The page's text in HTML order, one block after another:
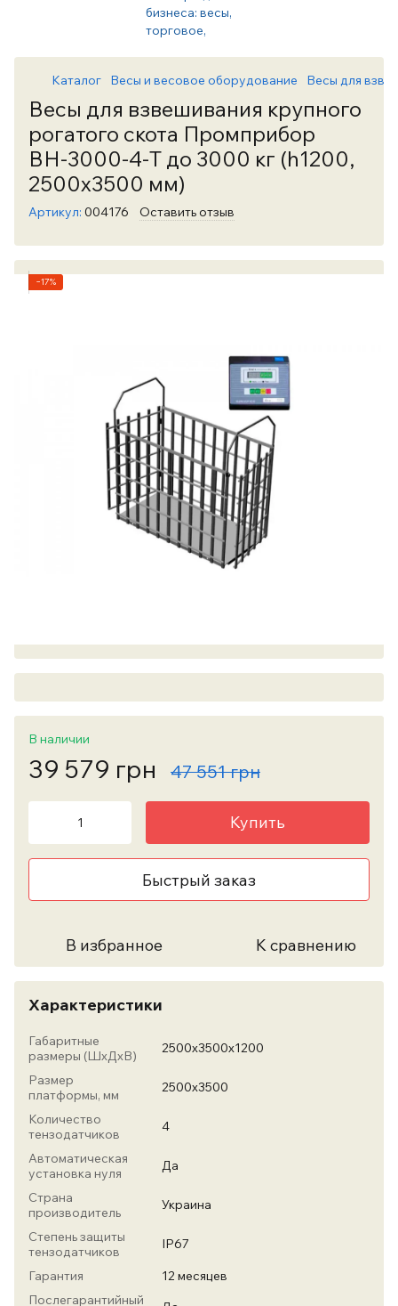
Каталог Весы и весовое оборудование Весы для
Весы для взвешивания крупного
рогатого скота Промприбор
ВН-3000-4-Т до 3000 кг (h1200,
2500х3500 мм)
Артикул: 004176 Оставить отзыв
−17%
В наличии
39 579 грн 47 551 грн
Купить
Быстрый заказ
В избранное К сравнению
Характеристики
Габаритные
размеры (ШхДхВ)
2500х3500х1200
Размер
платформы, мм
2500х3500
Количество
тензодатчиков
4
Автоматическая
установка нуля
Да
Страна
производитель
Украина
Степень защиты
тензодатчиков
IP67
Гарантия
12 месяцев
Послегарантийный